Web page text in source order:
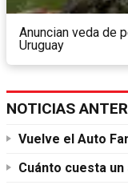
Anuncian veda de
Uruguay
NOTICIAS
Vuelve el Auto
Cuánto cuesta un